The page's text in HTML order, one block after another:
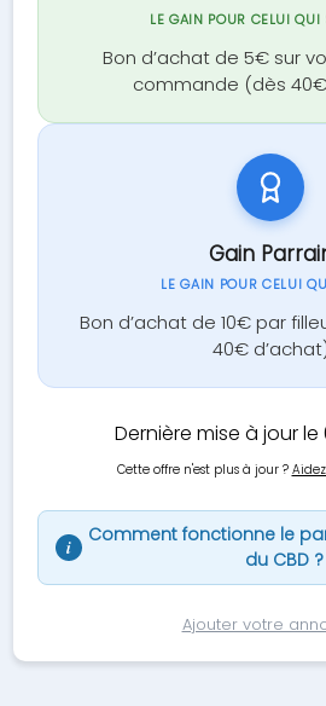
LE GAIN POUR CELUI QUI
Bon d’achat de 5€ sur
commande (dès
Gain
LE GAIN POUR CELUI
Bon d’achat de 10€ par
40€
Dernière mise à jour le
Cette offre n'est plus à jour ?
i
Comment fonctionne le
du CBD ?
Ajouter votre